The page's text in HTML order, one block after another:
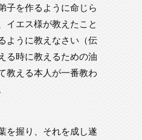
子を作るように命じら
イエス様が教えたこと
ように教えなさい（伝
る時に教えるための油
教える本人が一番教わ
を握り、それを成し遂